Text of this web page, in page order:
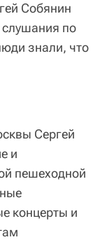
Собянин
слушания по
знали, что
Сергей
и
пешеходной
концерты и